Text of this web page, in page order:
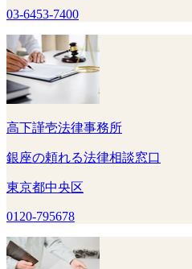
03-6453-7400
高下謹壱法律事務所
銀座の頼れる法律相談窓口
東京都中央区
0120-795678